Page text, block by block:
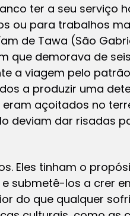
ter a seu serviço
ou para trabalhos
de Tawa (São
que demorava de
a viagem pelo
a produzir uma
açoitados no
deviam dar risadas
Eles tinham o
submetê-los a crer
do que qualquer